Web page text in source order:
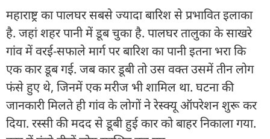
महाराष्ट्र का पालघर सबसे ज्यादा बारिश से प्रभावित इलाका
है. जहां शहर पानी में डूब चुका है. पालघर तालुका के साखरे
गांव में वरई-सफाले मार्ग पर बारिश का पानी इतना भरा कि
एक कार डूब गई. जब कार डूबी तो उस वक्त उसमें तीन लोग
फंसे हुए थे, जिनमें एक मरीज भी शामिल था. घटना की
जानकारी मिलते ही गांव के लोगों ने रेस्क्यू ऑपरेशन शुरू कर
दिया. रस्सी की मदद से डूबी हुई कार को बाहर निकाला गया.